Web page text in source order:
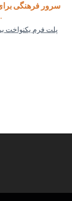
سرور فرهنگی
جامع